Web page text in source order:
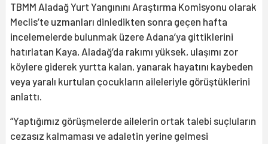
TBMM Aladağ Yurt Yangınını Araştırma Komisyonu olarak
Meclis’te uzmanları dinledikten sonra geçen hafta
incelemelerde bulunmak üzere Adana’ya gittiklerini
hatırlatan Kaya, Aladağ’da rakımı yüksek, ulaşımı zor
köylere giderek yurtta kalan, yanarak hayatını kaybeden
veya yaralı kurtulan çocukların aileleriyle görüştüklerini
anlattı.
“Yaptığımız görüşmelerde ailelerin ortak talebi suçluların
cezasız kalmaması ve adaletin yerine gelmesi